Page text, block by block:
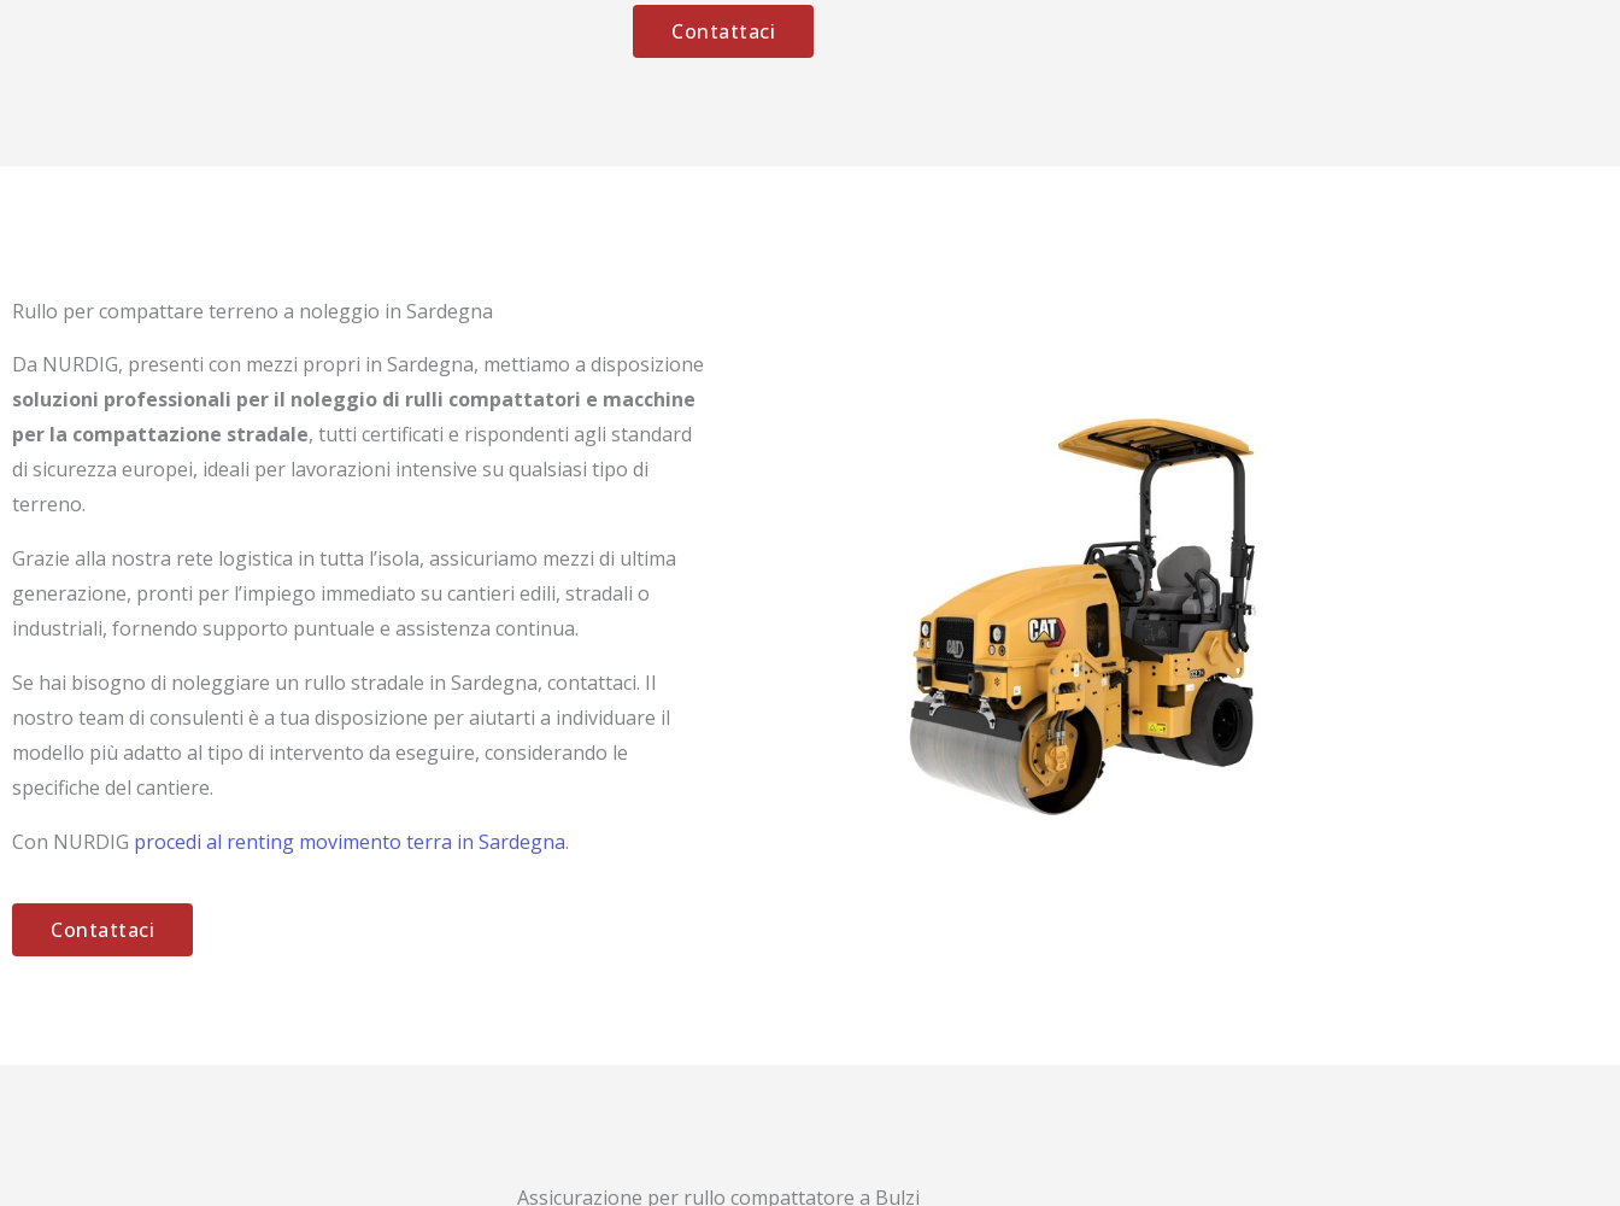
Contattaci
Rullo per compattare terreno a noleggio in Sardegna
Da NURDIG, presenti con mezzi propri in Sardegna, mettiamo a disposizione
soluzioni professionali per il noleggio di rulli compattatori e macchine
per la compattazione stradale, tutti certificati e rispondenti agli standard
di sicurezza europei, ideali per lavorazioni intensive su qualsiasi tipo di
terreno.
Grazie alla nostra rete logistica in tutta l’isola, assicuriamo mezzi di ultima
generazione, pronti per l’impiego immediato su cantieri edili, stradali o
industriali, fornendo supporto puntuale e assistenza continua.
Se hai bisogno di noleggiare un rullo stradale in Sardegna, contattaci. Il
nostro team di consulenti è a tua disposizione per aiutarti a individuare il
modello più adatto al tipo di intervento da eseguire, considerando le
specifiche del cantiere.
Con NURDIG procedi al renting movimento terra in Sardegna.
Contattaci
Assicurazione per rullo compattatore a Bulzi